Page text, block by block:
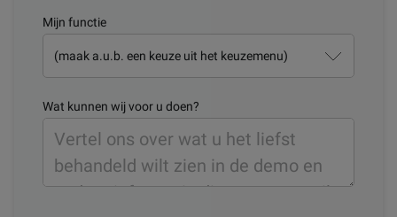
Mijn functie
Wat kunnen wij voor u doen?